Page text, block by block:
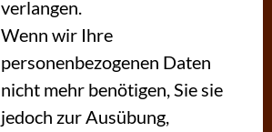
verlangen.
Wenn wir Ihre
personenbezogenen Daten
nicht mehr benötigen, Sie sie
jedoch zur Ausübung,